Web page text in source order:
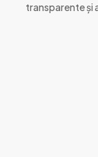
transparente și